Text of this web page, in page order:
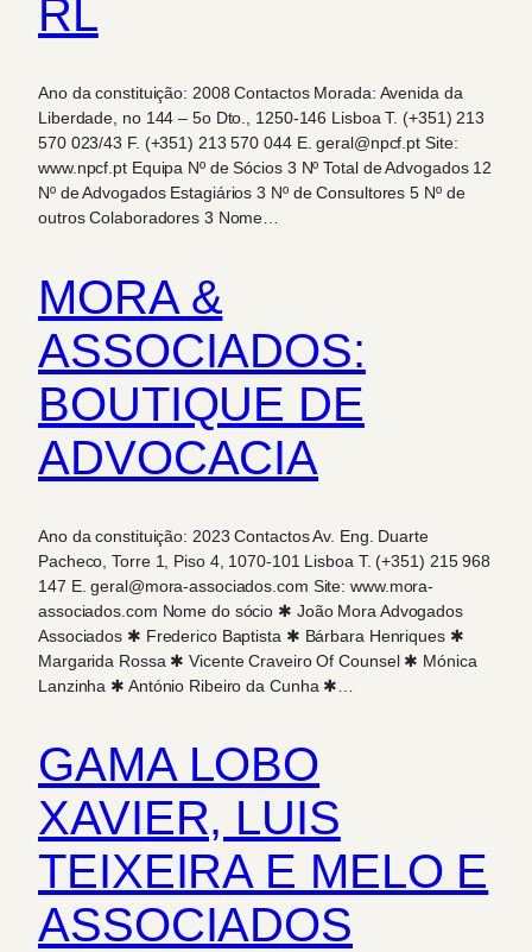
RL
Ano da constituição: 2008 Contactos Morada: Avenida da
Liberdade, no 144 – 5o Dto., 1250-146 Lisboa T. (+351) 213
570 023/43 F. (+351) 213 570 044 E. geral@npcf.pt Site:
www.npcf.pt Equipa Nº de Sócios 3 Nº Total de Advogados 12
Nº de Advogados Estagiários 3 Nº de Consultores 5 Nº de
outros Colaboradores 3 Nome…
MORA &
ASSOCIADOS:
BOUTIQUE DE
ADVOCACIA
Ano da constituição: 2023 Contactos Av. Eng. Duarte
Pacheco, Torre 1, Piso 4, 1070-101 Lisboa T. (+351) 215 968
147 E. geral@mora-associados.com Site: www.mora-
associados.com Nome do sócio ✱ João Mora Advogados
Associados ✱ Frederico Baptista ✱ Bárbara Henriques ✱
Margarida Rossa ✱ Vicente Craveiro Of Counsel ✱ Mónica
Lanzinha ✱ António Ribeiro da Cunha ✱…
GAMA LOBO
XAVIER, LUIS
TEIXEIRA E MELO E
ASSOCIADOS